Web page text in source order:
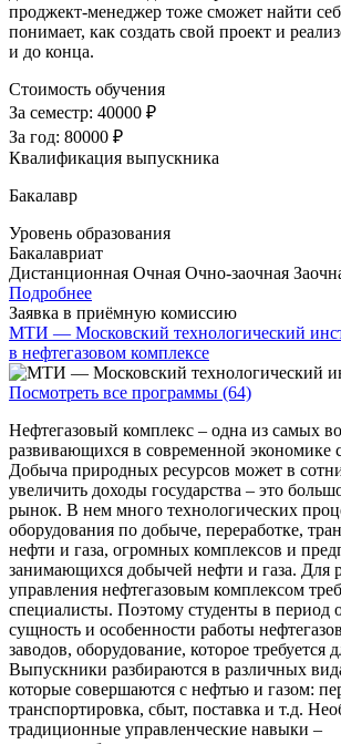
проджект-менеджер тоже сможет найти
понимает, как создать свой проект и
и до конца.
Стоимость обучения
За семестр: 40000 ₽
За год: 80000 ₽
Квалификация выпускника
Бакалавр
Уровень образования
Бакалавриат
Дистанционная Очная Очно-заочная
Подробнее
Заявка в приёмную комиссию
МТИ — Московский технологический
в нефтегазовом комплексе
Посмотреть все программы (64)
Нефтегазовый комплекс – одна из самых
развивающихся в современной экономике
Добыча природных ресурсов может в
увеличить доходы государства – это
рынок. В нем много технологических
оборудования по добыче, переработке,
нефти и газа, огромных комплексов и
занимающихся добычей нефти и газа. Для
управления нефтегазовым комплексом
специалисты. Поэтому студенты в период
сущность и особенности работы
заводов, оборудование, которое требуется
Выпускники разбираются в различных
которые совершаются с нефтью и газом:
транспортировка, сбыт, поставка и т.д.
традиционные управленческие навыки –